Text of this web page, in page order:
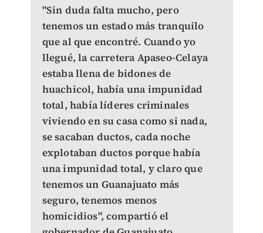
"Sin duda falta mucho, pero
tenemos un estado más tranquilo
que al que encontré. Cuando yo
llegué, la carretera Apaseo-Celaya
estaba llena de bidones de
huachicol, había una impunidad
total, había líderes criminales
viviendo en su casa como si nada,
se sacaban ductos, cada noche
explotaban ductos porque había
una impunidad total, y claro que
tenemos un Guanajuato más
seguro, tenemos menos
homicidios", compartió el